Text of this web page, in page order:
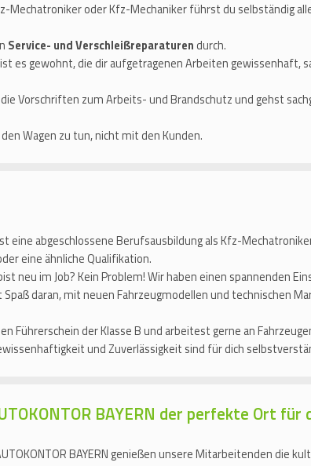
Mechatroniker oder Kfz-Mechaniker führst du selbständig
Service- und Verschleißreparaturen durch.
es gewohnt, die dir aufgetragenen Arbeiten gewissenhaft,
Vorschriften zum Arbeits- und Brandschutz und gehst
Wagen zu tun, nicht mit den Kunden.
eine abgeschlossene Berufsausbildung als Kfz-
eine ähnliche Qualifikation.
neu im Job? Kein Problem! Wir haben einen spannenden
Spaß daran, mit neuen Fahrzeugmodellen und technischen
Führerschein der Klasse B und arbeitest gerne an
und Zuverlässigkeit sind für dich
BAYERN der perfekte Ort für
BAYERN genießen unsere Mitarbeitenden die